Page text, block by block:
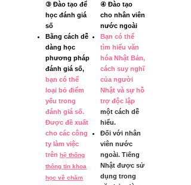
③ Đào tạo để
học đánh giá
số
Bằng cách dễ
dàng học
phương pháp
đánh giá số,
bạn có thể
loại bỏ điểm
yếu trong
đánh giá số.
Được đề xuất
cho các công
ty làm việc
trên hệ thống
thông tin khoa
học về chăm
④ Đào tạo
cho nhân viên
nước ngoài
Bạn có thể
tìm hiểu văn
hóa Nhật Bản,
cách suy nghĩ
của người
Nhật và sự hỗ
trợ độc lập
một cách dễ
hiểu.
Đối với nhân
viên nước
ngoài. Tiếng
Nhật được sử
dụng trong